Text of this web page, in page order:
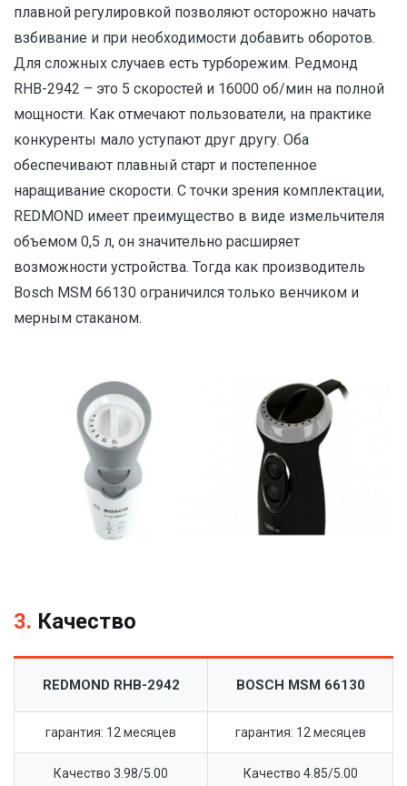
плавной регулировкой позволяют осторожно начать
взбивание и при необходимости добавить оборотов.
Для сложных случаев есть турборежим. Редмонд
RHB-2942 – это 5 скоростей и 16000 об/мин на полной
мощности. Как отмечают пользователи, на практике
конкуренты мало уступают друг другу. Оба
обеспечивают плавный старт и постепенное
наращивание скорости. С точки зрения комплектации,
REDMOND имеет преимущество в виде измельчителя
объемом 0,5 л, он значительно расширяет
возможности устройства. Тогда как производитель
Bosch MSM 66130 ограничился только венчиком и
мерным стаканом.
3. Качество
REDMOND RHB-2942 BOSCH MSM 66130
гарантия: 12 месяцев гарантия: 12 месяцев
Качество 3.98/5.00 Качество 4.85/5.00